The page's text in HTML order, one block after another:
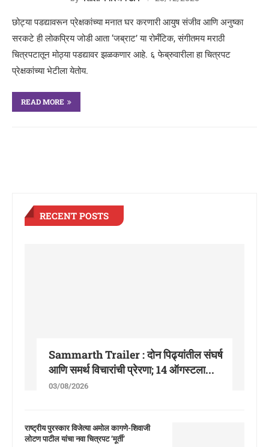
छोट्या पडद्यावरून प्रेक्षकांच्या मनात घर करणारी आयुष संजीव आणि अनुष्का
सरकटे ही लोकप्रिय जोडी आता ‘जब्राट’ या रोमँटिक, संगीतमय मराठी
चित्रपटातून मोठ्या पडद्यावर झळकणार आहे. ६ फेब्रुवारीला हा चित्रपट
प्रेक्षकांच्या भेटीला येतोय.
READ MORE
RECENT POSTS
Sammarth Trailer : दोन पिढ्यांतील संघर्ष
आणि समर्थ विचारांची प्रेरणा; 14 ऑगस्टला...
03/08/2026
राष्ट्रीय पुरस्कार विजेत्या अमोल कागणे-शिवाजी
लोटण पाटील यांचा नवा चित्रपट ‘मूर्ती’